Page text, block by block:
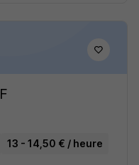
13 - 14,50 € / heure